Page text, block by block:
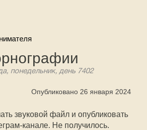
понедельник, день 7402
Опубликовано 26 января 2024
звуковой файл и опубликовать
канале. Не получилось.